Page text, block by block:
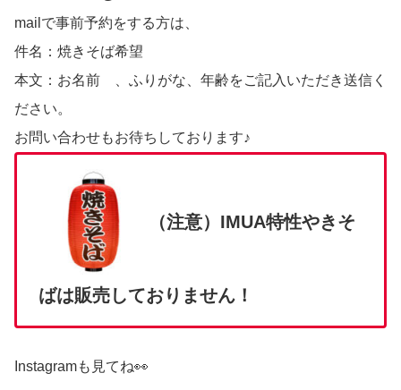
mailで事前予約をする方は、
件名：焼きそば希望
本文：お名前 、ふりがな、年齢をご記入いただき送信く
ださい。
お問い合わせもお待ちしております♪
（注意）IMUA特性やきそ
ばは販売しておりません！
Instagramも見てね👀